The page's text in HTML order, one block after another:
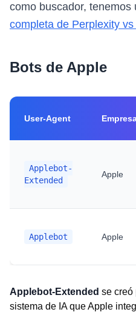
como buscador, tenemos
completa de Perplexity
Bots de Apple
User-Agent
Applebot-
Extended
Apple
Applebot Apple
Applebot-Extended se creó
sistema de IA que Apple